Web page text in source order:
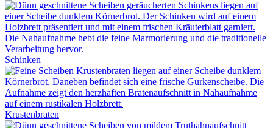
Schinken
Krustenbraten